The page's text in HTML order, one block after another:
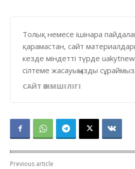
Толық немесе ішінара
қарамастан, сайт
кезде міндетті түрде
сілтеме жасауыңызды сұраймыз.
САЙТ ӘКІМШІЛІГІ
Previous article